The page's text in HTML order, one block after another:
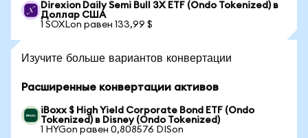
Direxion Daily Semi Bull 3X ETF (Ondo Tokenized) в
Доллар США
1 SOXLon равен 133,99 $
Изучите больше вариантов конвертации
Расширенные конвертации активов
iBoxx $ High Yield Corporate Bond ETF (Ondo
Tokenized) в Disney (Ondo Tokenized)
1 HYGon равен 0,808576 DISon